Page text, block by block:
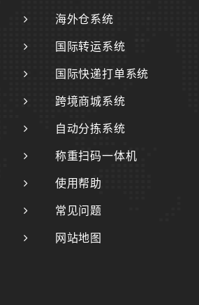
海外仓系统
国际转运系统
国际快递打单系统
跨境商城系统
自动分拣系统
称重扫码一体机
使用帮助
常见问题
网站地图